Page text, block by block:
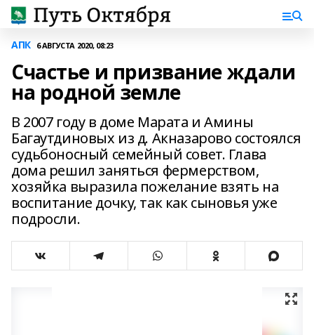
АПК 6 АВГУСТА 2020, 08:23
Счастье и призвание ждали
на родной земле
В 2007 году в доме Марата и Амины
Багаутдиновых из д. Акназарово состоялся
судьбоносный семейный совет. Глава
дома решил заняться фермерством,
хозяйка выразила пожелание взять на
воспитание дочку, так как сыновья уже
подросли.